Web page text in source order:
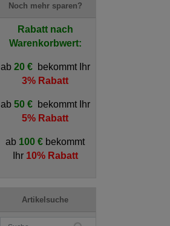
Noch mehr sparen?
Rabatt nach
Warenkorbwert:
ab20 € bekommt Ihr
3% Rabatt
ab50 € bekommt Ihr
5% Rabatt
ab 100 € bekommt
Ihr 10% Rabatt
Artikelsuche